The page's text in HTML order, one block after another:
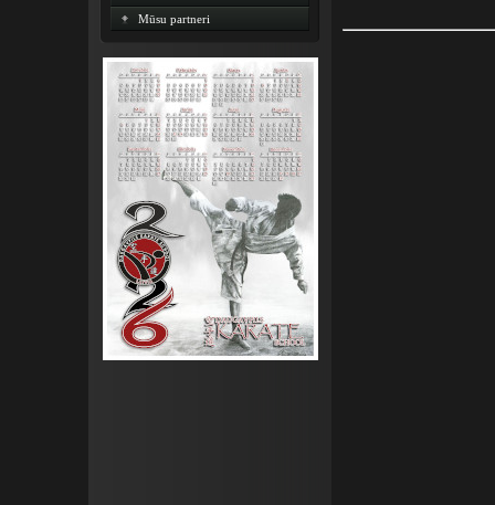
Mūsu partneri